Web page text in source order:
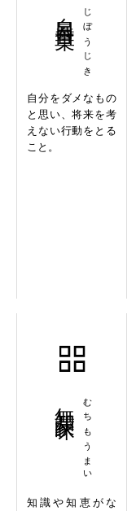
じぼうじき
自分をダメなもの
と思い、将来を考
えない行動をとる
こと。
むちもうまい
知識や知恵がな